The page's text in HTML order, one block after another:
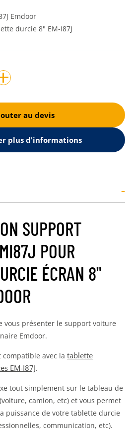
Emdoor
durcie 8" EM-I87J
au devis
plus d'informations
-
SUPPORT
POUR
ÉCRAN 8"
vous présenter le support voiture
Emdoor.
avec la tablette
EM-I87J.
tout simplement sur le tableau de
camion, etc) et vous permet
puissance de votre tablette durcie
communication, etc).